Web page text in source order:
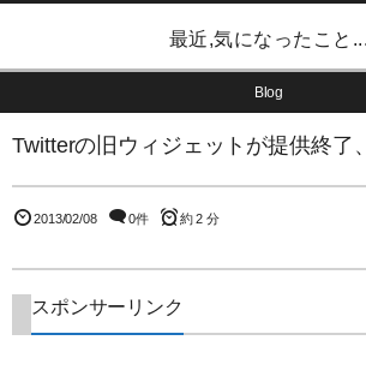
最近,気になったこと...
Blog
Twitterの旧ウィジェットが提供終了
2013/02/08 0件 約 2 分
スポンサーリンク